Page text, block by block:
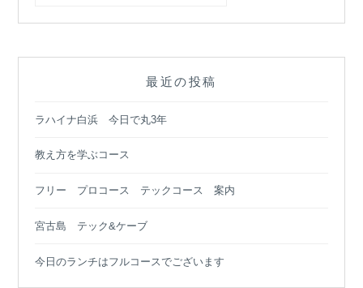
最近の投稿
ラハイナ白浜 今日で丸3年
教え方を学ぶコース
フリー プロコース テックコース 案内
宮古島 テック&ケーブ
今日のランチはフルコースでございます